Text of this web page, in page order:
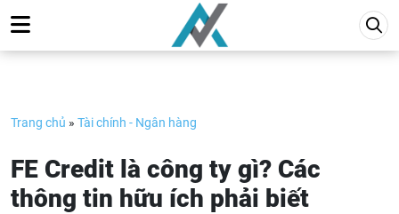
to
content
Trang chủ » Tài chính - Ngân hàng
FE Credit là công ty gì? Các
thông tin hữu ích phải biết